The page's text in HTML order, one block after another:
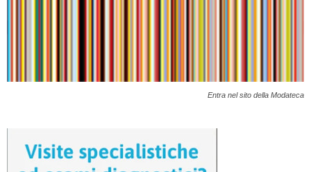
Entra nel sito della Modateca